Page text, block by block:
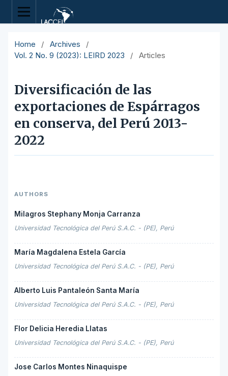
Home / Archives
/
Vol. 2 No. 9 (2023): LEIRD 2023
/ Articles
Diversificación de las
exportaciones de Espárragos
en conserva, del Perú 2013-
2022
AUTHORS
Milagros Stephany Monja Carranza
Universidad Tecnológica del Perú S.A.C. - (PE), Perú
María Magdalena Estela García
Universidad Tecnológica del Perú S.A.C. - (PE), Perú
Alberto Luis Pantaleón Santa María
Universidad Tecnológica del Perú S.A.C. - (PE), Perú
Flor Delicia Heredia Llatas
Universidad Tecnológica del Perú S.A.C. - (PE), Perú
Jose Carlos Montes Ninaquispe